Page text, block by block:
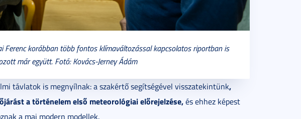
Ferenc korábban több fontos klímaváltozással kapcsolatos riportban is
már együtt. Fotó: Kovács-Jerney Ádám
távlatok is megnyílnak: a szakértő segítségével visszatekintünk,
a történelem első meteorológiai előrejelzése,és ehhez képest
a mai modern modellek.